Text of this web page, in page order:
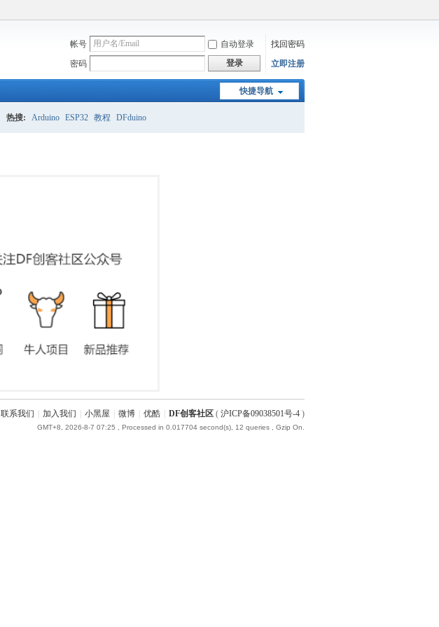
帐号 自动登录
找回密码
密码
登录 立即注册
快捷导航
热搜: Arduino ESP32 教程 DFduino
联系我们 加入我们 小黑屋 微博 优酷 DF创客社区 ( 沪ICP备09038501号-4 )
GMT+8, 2026-8-7 07:25 , Processed in 0.017704 second(s), 12 queries , Gzip On.